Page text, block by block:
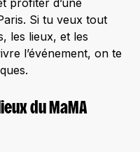
profiter d’une
Si tu veux tout
les lieux, et les
l’événement, on te
du MaMA